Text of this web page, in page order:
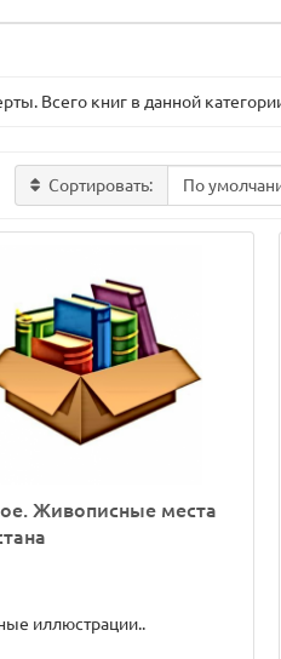
Всего книг в данной
Сортировать:
Живописные места
иллюстрации..